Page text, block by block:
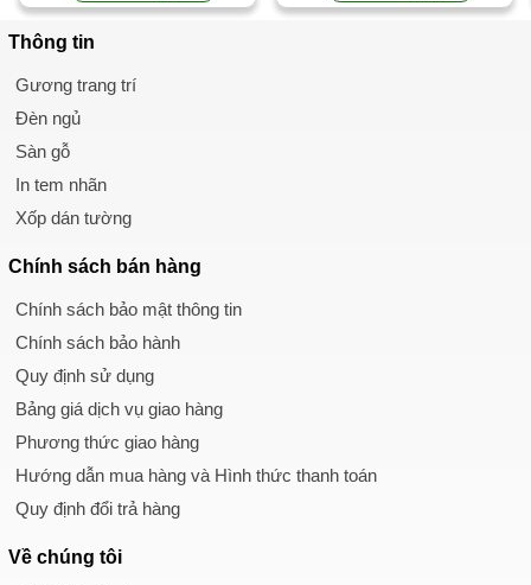
Thông tin
Gương trang trí
Đèn ngủ
Sàn gỗ
In tem nhãn
Xốp dán tường
Chính sách bán hàng
Chính sách bảo mật thông tin
Chính sách bảo hành
Quy định sử dụng
Bảng giá dịch vụ giao hàng
Phương thức giao hàng
Hướng dẫn mua hàng và Hình thức thanh toán
Quy định đổi trả hàng
Về chúng tôi